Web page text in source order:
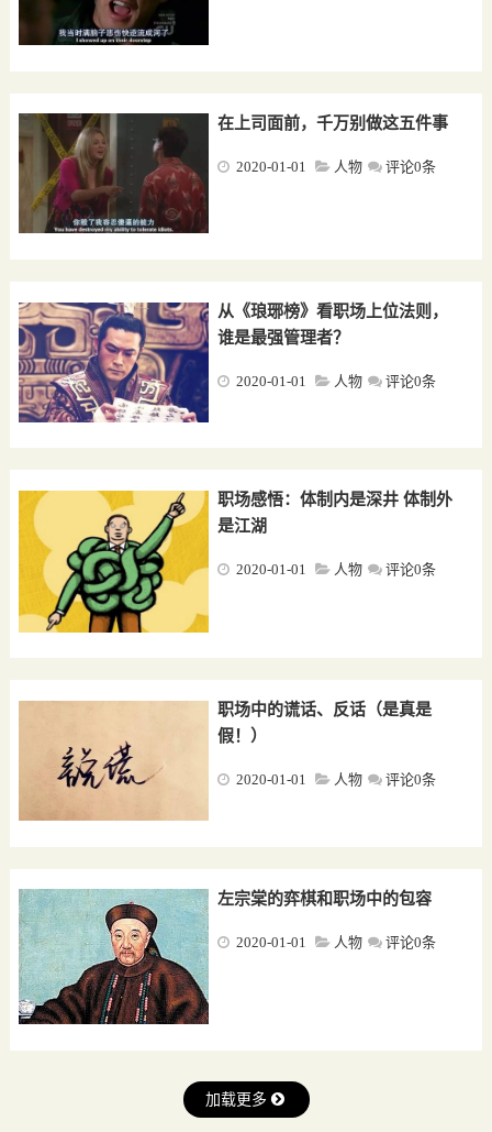
在上司面前，千万别做这五件事
人物
2020-01-01 评论0条
从《琅琊榜》看职场上位法则，
谁是最强管理者？
人物
2020-01-01 评论0条
职场感悟：体制内是深井 体制外
是江湖
人物
2020-01-01 评论0条
职场中的谎话、反话（是真是
假！）
人物
2020-01-01 评论0条
左宗棠的弈棋和职场中的包容
人物
2020-01-01 评论0条
加载更多